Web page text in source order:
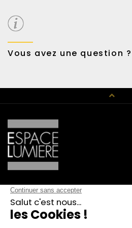
Possibilité de payer en 3 fois sans frais.
Vous avez une question ?
CATALOGUE